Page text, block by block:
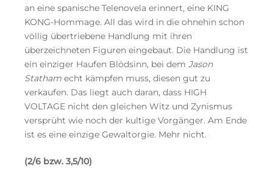
an eine spanische Telenovela erinnert, eine KING
KONG-Hommage. All das wird in die ohnehin schon
völlig übertriebene Handlung mit ihren
überzeichneten Figuren eingebaut. Die Handlung ist
ein einziger Haufen Blödsinn, bei dem Jason
Statham echt kämpfen muss, diesen gut zu
verkaufen. Das liegt auch daran, dass HIGH
VOLTAGE nicht den gleichen Witz und Zynismus
versprüht wie noch der kultige Vorgänger. Am Ende
ist es eine einzige Gewaltorgie. Mehr nicht.
(2/6 bzw. 3,5/10)